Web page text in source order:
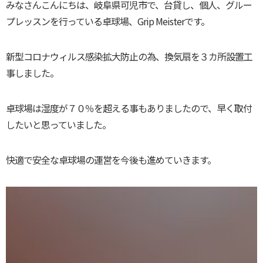
みなさんこんにちは、岐阜県可児市で、台貸し、個人、グルー
プレッスンを行っている卓球場、Grip Meisterです。
新型コロナウィルス感染拡大防止の為、換気扇を３カ所設置工
事しました。
卓球場は湿度が７０％を超える事もありましたので、早く取付
したいと思っていました。
快適で安全な卓球場の運営を今後も進めていきます。